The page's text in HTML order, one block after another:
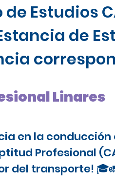
Estudios
de
Linares
en la
Profesional
del transporte!